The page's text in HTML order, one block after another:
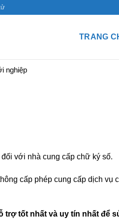
TRANG
nghiệp
với nhà cung cấp chữ ký số.
cấp phép cung cấp dịch vụ
trợ tốt nhất và uy tín nhất để